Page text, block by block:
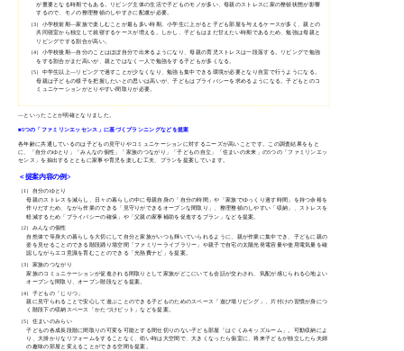
が重要となる時期でもある。リビング主体の生活で子どものモノが多い、母親のストレスに家の整頓状態が影響
するので、モノの整理整頓のしやすさに配慮が必要。
（3） 小学校前期—家族で楽しむことが最も多い時期。小学生に上がると子ども部屋を与えるケースが多く、親との
共同寝室から独立して就寝するケースが増える。しかし、子どもはまだ甘えたい時期であるため、勉強は母親と
リビングでする割合が高い。
（4） 小学校後期—自分のことはほぼ自分で出来るようになり、母親の育児ストレスは一段落する。リビングで勉強
をする割合がまだ高いが、親とではなく一人で勉強をする子どもが多くなる。
（5） 中学生以上—リビングで過すことが少なくなり、勉強も集中できる環境が必要となり自室で行うようになる。
母親は子どもの様子を把握したいとの思いは高いが、子どもはプライバシーを求めるようになる。子どもとのコ
ミュニケーションがとりやすい間取りが必要。
—といったことが明確となりました。
■5つの「ファミリンエッセンス」に基づくプランニングなどを提案
各年齢に共通しているのは子どもの見守りやコミュニケーションに対するニーズが高いことです。この調査結果をもと
に、「自分のゆとり」「みんなの個性」「家族のつながり」「子どもの自立」「住まいの未来」の5つの「ファミリンエッ
センス」を抽出するとともに家事や育児を楽しむ工夫、プランを提案しています。
＜提案内容の例>
（1）自分のゆとり
母親のストレスを減らし、日々の暮らしの中に母親自身の「自分の時間」や「家族でゆっくり過す時間」を持つ余裕を
作りだすため、ながら作業のできる「見守りができるオープンな間取り」、整理整頓のしやすい「収納」、ストレスを
軽減するため「プライバシーの確保」や「父親の家事補助を促進するプラン」などを提案。
（2）みんなの個性
自然体で等身大の暮らしを大切にして自分と家族がいつも輝いていられるように、親が作業に集中でき、子どもに親の
姿を見せることのできる階段踊り場空間「ファミリーライブラリー」や親子で自宅の太陽光発電容量や使用電気量を確
認しながらエコ意識を育むことのできる「光熱費ナビ」を提案。
（3）家族のつながり
家族のコミュニケーションが促進される間取りとして家族がどこにいても会話が交わされ、気配が感じられる心地よい
オープンな間取り、オープン階段などを提案。
（4）子どもの「じりつ」
親に見守られることで安心して遊ぶことのできる子どものためのスペース「遊び場リビング」、片付けの習慣が身につ
く階段下の収納スペース「かたづけピット」などを提案。
（5）住まいのみらい
子どもの各成長段階に間取りの可変を可能とする間仕切りのない子ども部屋「はぐくみキッズルーム」。可動収納によ
り、大掛かりなリフォームをすることなく、幼い時は大空間で、大きくなったら個室に、将来子どもが独立したら夫婦
の趣味の部屋と変えることができる空間を提案。